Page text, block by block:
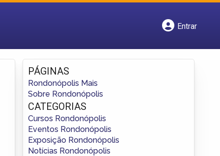
Entrar
PÁGINAS
Rondonópolis Mais
Sobre Rondonópolis
CATEGORIAS
Cursos Rondonópolis
Eventos Rondonópolis
Exposição Rondonópolis
Notícias Rondonópolis